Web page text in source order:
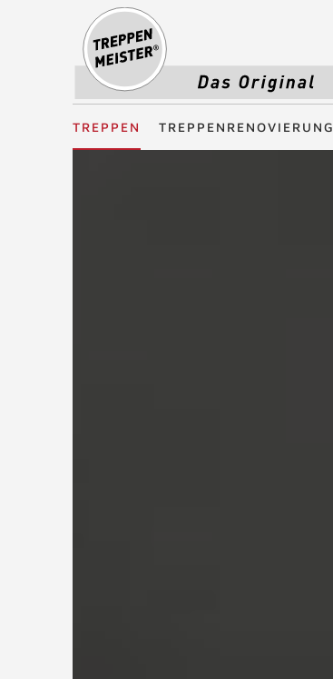
Treppenmeister - Das Original
TREPPEN TREPPENRENOVIERUNG